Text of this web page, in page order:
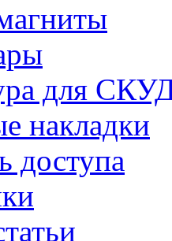
для
накладки
доступа